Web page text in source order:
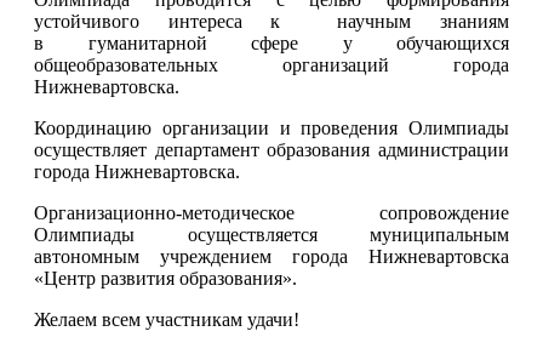
устойчивого интереса к научным знаниям
в гуманитарной сфере у обучающихся
общеобразовательных организаций города
Нижневартовска.
Координацию организации и проведения Олимпиады
осуществляет департамент образования администрации
города Нижневартовска.
Организационно-методическое сопровождение
Олимпиады осуществляется муниципальным
автономным учреждением города Нижневартовска
«Центр развития образования».
Желаем всем участникам удачи!